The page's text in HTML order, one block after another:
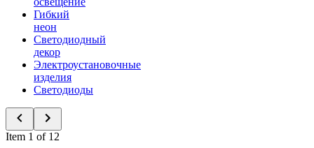
Гибкий
неон
Светодиодный
декор
Электроустановочные
изделия
Светодиоды
Item 1 of 12